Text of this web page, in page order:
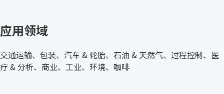
应用领域
交通运输、包装、汽车 & 轮胎、石油 & 天然气、过程控制、医
疗 & 分析、商业、工业、环境、咖啡